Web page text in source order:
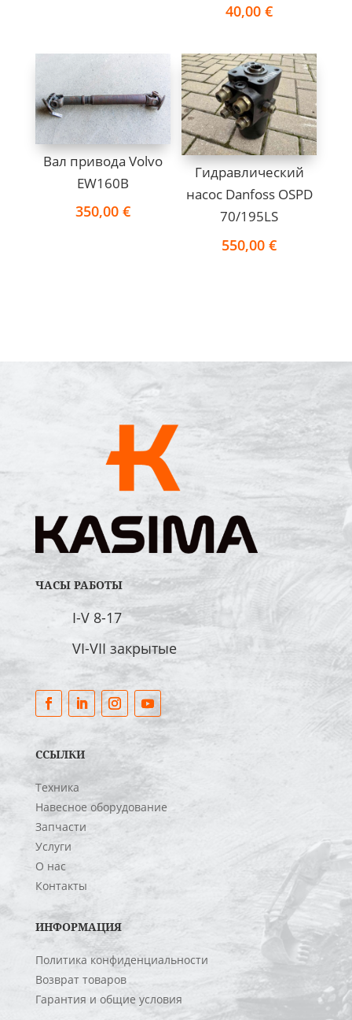
40,00€
Вал привода Volvo
EW160B
350,00 €
Гидравлический
насос Danfoss OSPD
70/195LS
550,00€
ЧАСЫ РАБОТЫ
I-V 8-17
VI-VII закрытые
ССЫЛКИ
Техника
Навесное оборудование
Запчасти
Услуги
О нас
Контакты
ИНФОРМАЦИЯ
Политика конфиденциальности
Возврат товаров
Гарантия и общие условия